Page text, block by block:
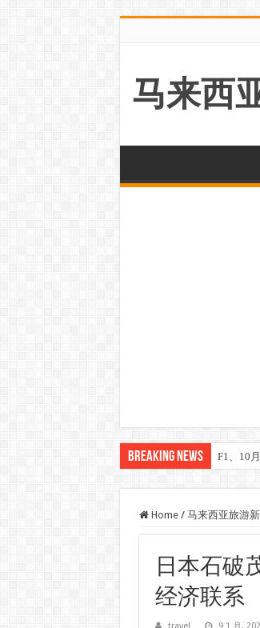
马来西
Breaking News F1、10
Home / 马来西亚旅游
日本石破
经济联系